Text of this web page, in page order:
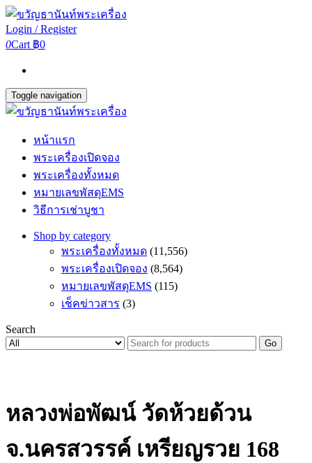
Login / Register
0Cart ฿0
Toggle navigation
หน้าแรก
พระเครื่องเปิดจอง
พระเครื่องทั้งหมด
หมายเลขพัสดุEMS
วิธีการเช่าบูชา
Shop by category
พระเครื่องทั้งหมด (11,556)
พระเครื่องเปิดจอง (8,564)
หมายเลขพัสดุEMS (115)
เช็คข่าวสาร (3)
Search
Go
หลวงพ่อพัฒน์ วัดห้วยด้วน
จ.นครสวรรค์ เหรียญรวย 168